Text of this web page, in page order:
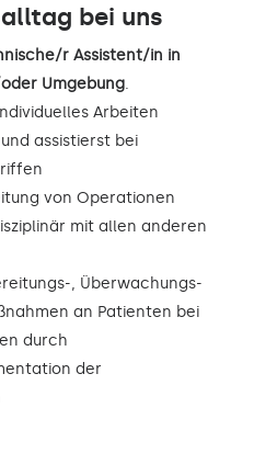
bei uns
r Assistent/in in
Umgebung.
Arbeiten
assistierst bei
von Operationen
mit allen anderen
, Überwachungs-
an Patienten bei
durch
der